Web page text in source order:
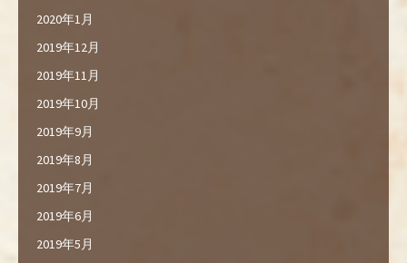
2020年1月
2019年12月
2019年11月
2019年10月
2019年9月
2019年8月
2019年7月
2019年6月
2019年5月